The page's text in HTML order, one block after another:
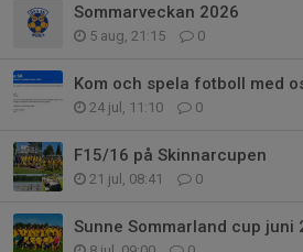
Sommarveckan 2026
5 aug, 21:15 0
Kom och spela fotboll med
24 jul, 11:10 0
F15/16 på Skinnarcupen
21 jul, 08:41 0
Sunne Sommarland cup juni